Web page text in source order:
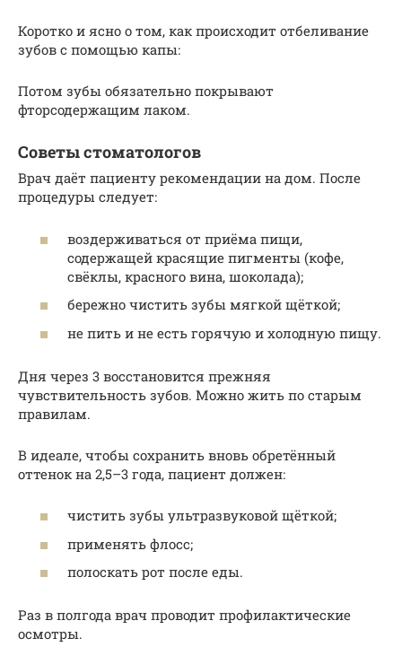
Коротко и ясно о том, как происходит отбеливание
зубов с помощью капы:
Потом зубы обязательно покрывают
фторсодержащим лаком.
Советы стоматологов
Врач даёт пациенту рекомендации на дом. После
процедуры следует:
воздерживаться от приёма пищи,
содержащей красящие пигменты (кофе,
свёклы, красного вина, шоколада);
бережно чистить зубы мягкой щёткой;
не пить и не есть горячую и холодную пищу.
Дня через 3 восстановится прежняя
чувствительность зубов. Можно жить по старым
правилам.
В идеале, чтобы сохранить вновь обретённый
оттенок на 2,5–3 года, пациент должен:
чистить зубы ультразвуковой щёткой;
применять флосс;
полоскать рот после еды.
Раз в полгода врач проводит профилактические
осмотры.